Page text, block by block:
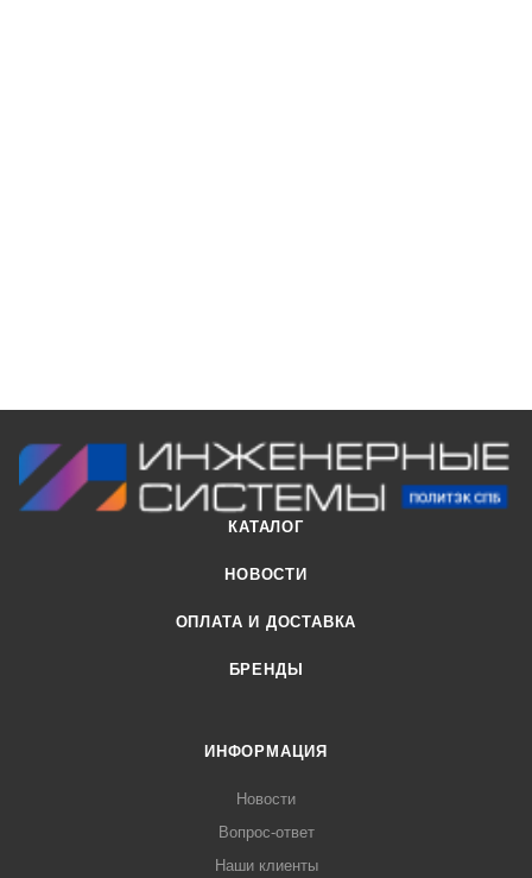
КАТАЛОГ
НОВОСТИ
ОПЛАТА И ДОСТАВКА
БРЕНДЫ
ИНФОРМАЦИЯ
Новости
Вопрос-ответ
Наши клиенты